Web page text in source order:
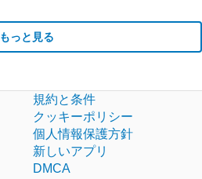
もっと見る
規約と条件
クッキーポリシー
個人情報保護方針
新しいアプリ
DMCA